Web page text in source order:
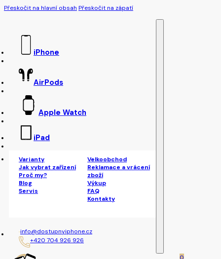
Přeskočit na hlavní obsah Přeskočit na zápatí
iPhone
AirPods
Apple Watch
iPad
Varianty
Jak vybrat zařízení
Proč my?
Blog
Servis
Velkoobchod
Reklamace a vrácení
zboží
Výkup
FAQ
Kontakty
info@dostupnyiphone.cz
+420 704 926 926